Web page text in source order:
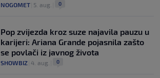
NOGOMET 5. aug. 0
Pop zvijezda kroz suze najavila pauzu u
karijeri: Ariana Grande pojasnila zašto
se povlači iz javnog života
SHOWBIZ 4. aug. 0